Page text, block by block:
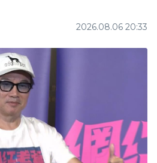
2026.08.06 20:33